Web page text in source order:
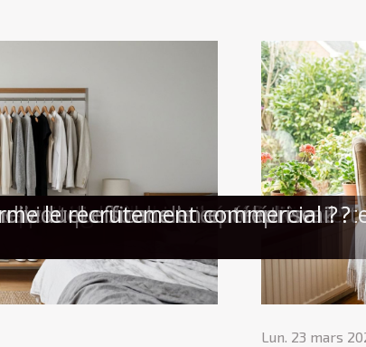
vêtements rime avec gain de
ils la vie quotidienne ?
Lun. 23 mars
en ligne
pour vos besoins immobiliers ?
qu'il inclut et ses bénéfices
de la clientèlesur l'industrie pétrolière
et personnelle en télétravail ?
efficace en entreprise
le recrutement commercial ?